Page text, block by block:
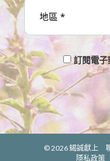
訂閱電子
© 2026蝎誠獻上
隱私政策